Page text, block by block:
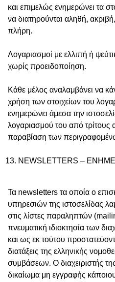
και επιμελώς ενημερώνει τα
να διατηρούνται αληθή,
πλήρη.
Λογαριασμοί με ελλιπή ή
χωρίς προειδοποίηση.
Κάθε μέλος αναλαμβάνει να
χρήση των στοιχείων του
ενημερώνει άμεσα την
λογαριασμού του από
παραβίαση των
NEWSLETTERS –
Τα newsletters τα οποία ο
υπηρεσιών της ιστοσελίδας
στις λίστες παραληπτών
πνευματική ιδιοκτησία των
και ως εκ τούτου
διατάξεις της ελληνικής
συμβάσεων. Ο διαχειριστής
δικαίωμα μη εγγραφής